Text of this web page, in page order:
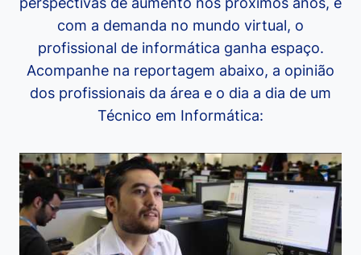
com a demanda no mundo virtual, o
profissional de informática ganha espaço.
Acompanhe na reportagem abaixo, a opinião
dos profissionais da área e o dia a dia de um
Técnico em Informática: